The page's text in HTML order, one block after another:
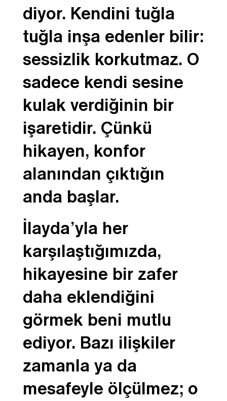
diyor. Kendini tuğla
tuğla inşa edenler bilir:
sessizlik korkutmaz. O
sadece kendi sesine
kulak verdiğinin bir
işaretidir. Çünkü
hikayen, konfor
alanından çıktığın
anda başlar.
İlayda’yla her
karşılaştığımızda,
hikayesine bir zafer
daha eklendiğini
görmek beni mutlu
ediyor. Bazı ilişkiler
zamanla ya da
mesafeyle ölçülmez; o